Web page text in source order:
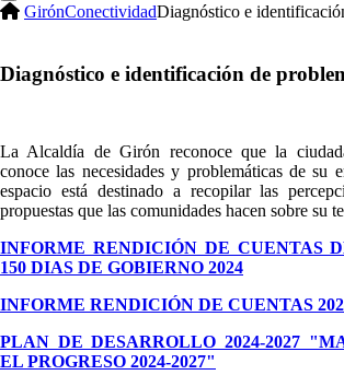
GirónConectividadDiagnóstico e
Diagnóstico e identificación de
La Alcaldía de Girón reconoce que la
conoce las necesidades y problemáticas de su
espacio está destinado a recopilar las
propuestas que las comunidades hacen sobre su
INFORME RENDICIÓN DE CUENTAS
150 DIAS DE GOBIERNO 2024
INFORME RENDICIÓN DE CUENTAS
PLAN DE DESARROLLO 2024-2027
EL PROGRESO 2024-2027"